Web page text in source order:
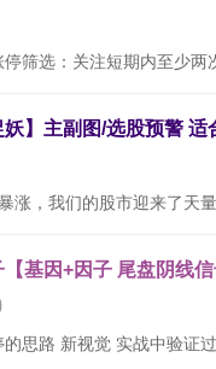
基因+因子 尾盘阴线